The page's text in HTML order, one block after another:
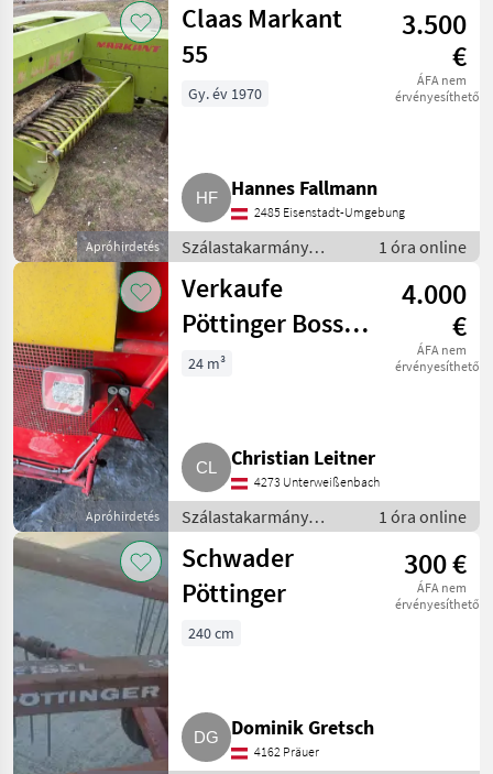
Apróhirdetés
Claas Markant
55
3.500
€
ÁFA nem
érvényesíthető
Gy. év 1970
Hannes Fallmann
2485 Eisenstadt-Umgebung
Szálastakarmány
betakarítók / Kisbálázó
1 óra online
Apróhirdetés
Verkaufe
Pöttinger Boss 1
Hochlader
4.000
€
ÁFA nem
érvényesíthető
24 m³
Christian Leitner
4273 Unterweißenbach
Szálastakarmány
betakarítók / Hegyi
gépesítés
1 óra online
Schwader
Pöttinger
300 €
ÁFA nem
érvényesíthető
240 cm
Dominik Gretsch
4162 Präuer